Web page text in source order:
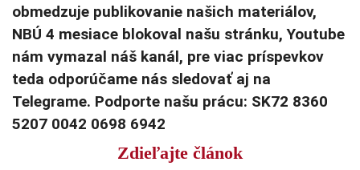
obmedzuje publikovanie našich materiálov,
NBÚ 4 mesiace blokoval našu stránku, Youtube
nám vymazal náš kanál, pre viac príspevkov
teda odporúčame nás sledovať aj na
Telegrame. Podporte našu prácu: SK72 8360
5207 0042 0698 6942
Zdieľajte článok